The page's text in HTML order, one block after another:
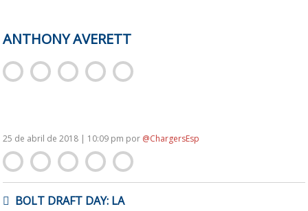
ANTHONY AVERETT
25 de abril de 2018 | 10:09 pm por @ChargersEsp
DEBOLT DRAFT DAY: LA